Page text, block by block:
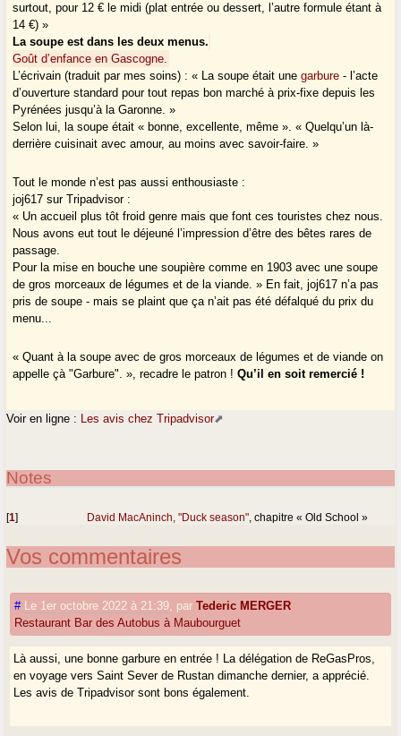
surtout, pour 12 € le midi (plat entrée ou dessert, l’autre formule étant à
14 €) »
La soupe est dans les deux menus.
Goût d’enfance en Gascogne.
L’écrivain (traduit par mes soins) : « La soupe était unegarbure - l’acte
d’ouverture standard pour tout repas bon marché à prix-fixe depuis les
Pyrénées jusqu’à la Garonne. »
Selon lui, la soupe était « bonne, excellente, même ». « Quelqu’un là-
derrière cuisinait avec amour, au moins avec savoir-faire. »
Tout le monde n’est pas aussi enthousiaste :
joj617 sur Tripadvisor :
« Un accueil plus tôt froid genre mais que font ces touristes chez nous.
Nous avons eut tout le déjeuné l’impression d’être des bêtes rares de
passage.
Pour la mise en bouche une soupière comme en 1903 avec une soupe
de gros morceaux de légumes et de la viande. » En fait, joj617 n’a pas
pris de soupe - mais se plaint que ça n’ait pas été défalqué du prix du
menu...
« Quant à la soupe avec de gros morceaux de légumes et de viande on
appelle çà "Garbure". », recadre le patron !Qu’il en soit remercié !
Voir en ligne : Les avis chez Tripadvisor
Notes
[1] David MacAninch, "Duck season" , chapitre « Old School »
Vos commentaires
# Le 1er octobre 2022 à 21:39 parTederic MERGER
Restaurant Bar des Autobus à Maubourguet
Là aussi, une bonne garbure en entrée ! La délégation de ReGasPros,
en voyage vers Saint Sever de Rustan dimanche dernier, a apprécié.
Les avis de Tripadvisor sont bons également.